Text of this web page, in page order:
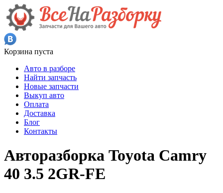
Корзина пуста
Авто в разборе
Найти запчасть
Новые запчасти
Выкуп авто
Оплата
Доставка
Блог
Контакты
Авторазборка Toyota Camry
40 3.5 2GR-FE